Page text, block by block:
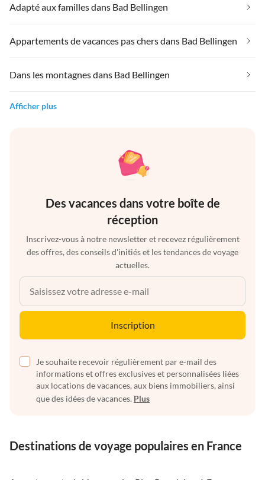
Adapté aux familles dans Bad Bellingen
Appartements de vacances pas chers dans Bad Bellingen
Dans les montagnes dans Bad Bellingen
Afficher plus
Des vacances dans votre boîte de
réception
Inscrivez-vous à notre newsletter et recevez régulièrement
des offres, des conseils d'initiés et les tendances de voyage
actuelles.
Inscription
Je souhaite recevoir régulièrement par e-mail des
informations et offres exclusives et personnalisées liées
aux locations de vacances, aux biens immobiliers, ainsi
que des idées de vacances. Plus
Destinations de voyage populaires en France